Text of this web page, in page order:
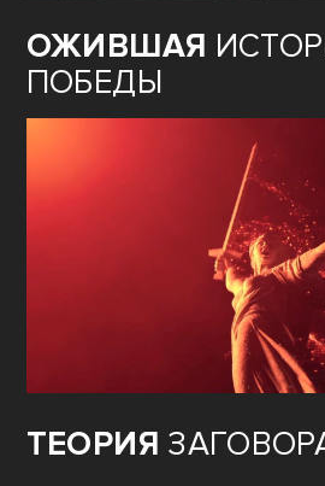
ОЖИВШАЯ
ПОБЕДЫ
ТЕОРИЯ